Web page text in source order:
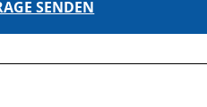
SENDEN